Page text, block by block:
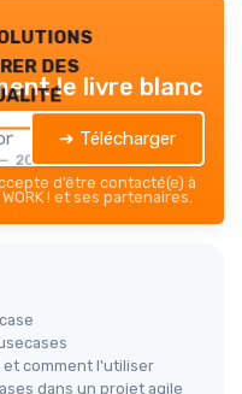
des
2026
le livre blanc
➔ Télécharger
d’être contacté(e) à
! et ses partenaires.
et comment l'utiliser
dans un projet agile